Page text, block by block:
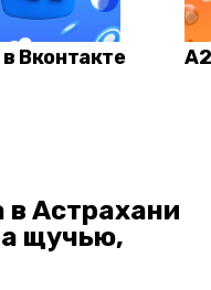
Вконтакте
в Астрахани
щучью,